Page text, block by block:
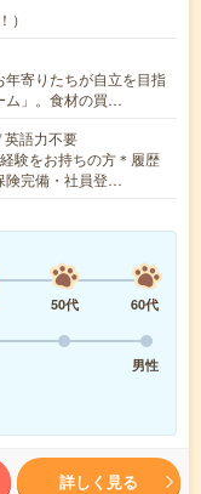
）
寄りたちが自立を目指
ム」。食材の買…
英語力不要
験をお持ちの方＊履歴
完備・社員登…
50代
60代
男性
詳しく見る